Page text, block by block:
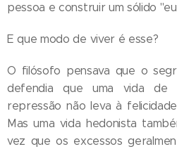
pessoa e construir um sólido
E que modo de viver é esse?
O filósofo pensava que o
defendia que uma vida de
repressão não leva à
Mas uma vida hedonista
vez que os excessos